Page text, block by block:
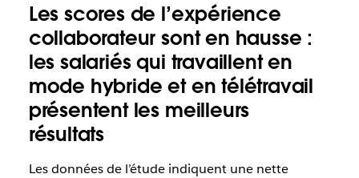
Les scores de l’expérience
collaborateur sont en hausse :
les salariés qui travaillent en
mode hybride et en télétravail
présentent les meilleurs
résultats
Les données de l’étude indiquent une nette